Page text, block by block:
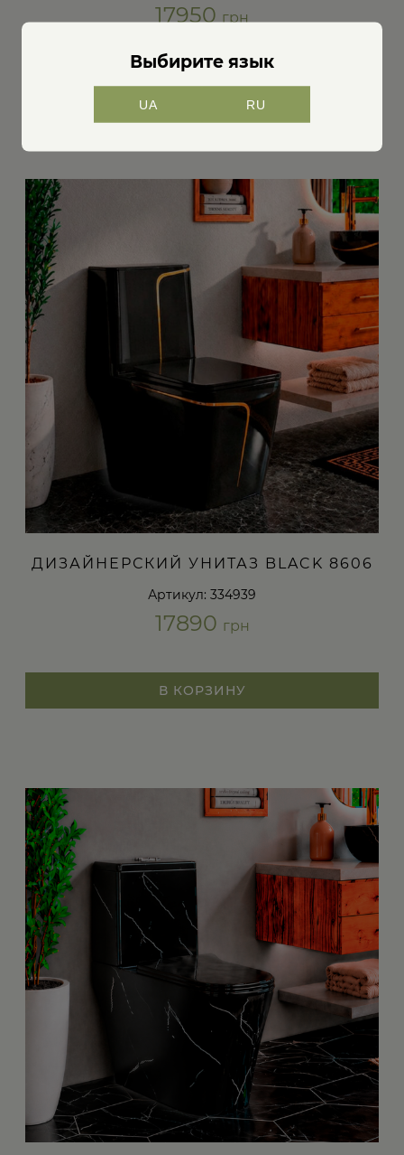
17950 грн
ДИЗАЙНЕРСКИЙ УНИТАЗ BLACK 8606
Артикул: 334939
17890 грн
В КОРЗИНУ
Выбирите язык
UA RU